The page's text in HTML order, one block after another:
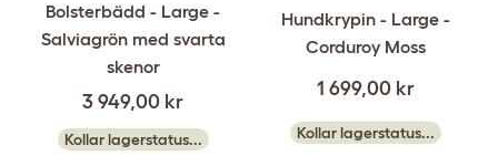
Bolsterbädd - Large -
Salviagrön med svarta
skenor
3 949,00 kr
Kollar lagerstatus...
Hundkrypin - Large -
Corduroy Moss
1 699,00 kr
Kollar lagerstatus...